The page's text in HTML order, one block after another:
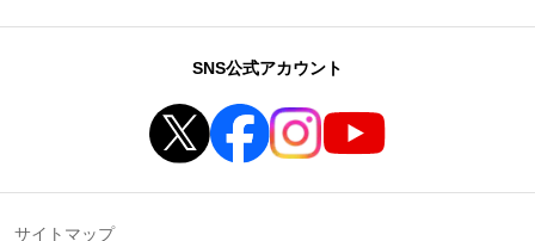
SNS公式アカウント
サイトマップ